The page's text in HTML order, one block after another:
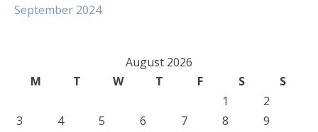
September 2024
August 2026
M
T W T F S
S
1
2
3
4 5 6 7 8
9